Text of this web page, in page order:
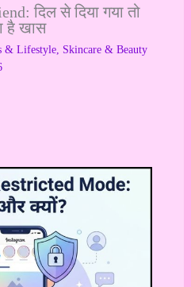
दिल से दिया गया तो
है खास
& Lifestyle, Skincare & Beauty